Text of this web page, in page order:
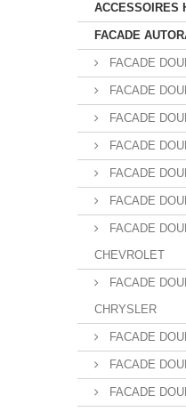
ACCESSOIRES
FACADE
FACADE
FACADE
FACADE
FACADE
FACADE
FACADE
FACADE
CHEVROLET
FACADE
CHRYSLER
FACADE
FACADE
FACADE